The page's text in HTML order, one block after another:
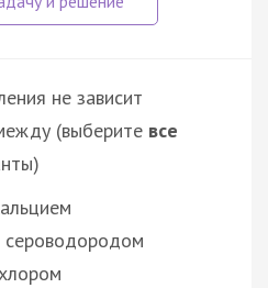
не зависит
(выберите все